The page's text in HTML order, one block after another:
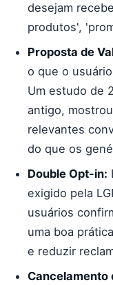
desejam
produtos',
Proposta de
o que o
Um estudo de
antigo,
relevantes
do que os
Double Opt-in:
exigido pela
usuários
uma boa
e reduzir
Cancelamento